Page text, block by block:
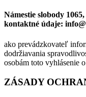
Námestie slobody
kontaktné údaje:
ako prevádzkovateľ
dodržiavania
osobám toto vyhlásenie
ZÁSADY